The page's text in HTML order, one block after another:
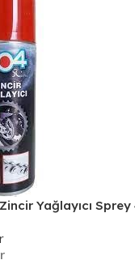
Yağlayıcı Sprey